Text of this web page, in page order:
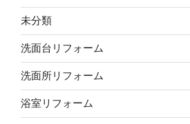
未分類
洗面台リフォーム
洗面所リフォーム
浴室リフォーム